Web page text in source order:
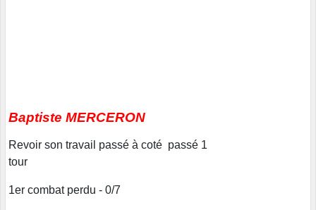
Baptiste MERCERON
Revoir son travail passé à coté passé 1
tour
1er combat perdu - 0/7